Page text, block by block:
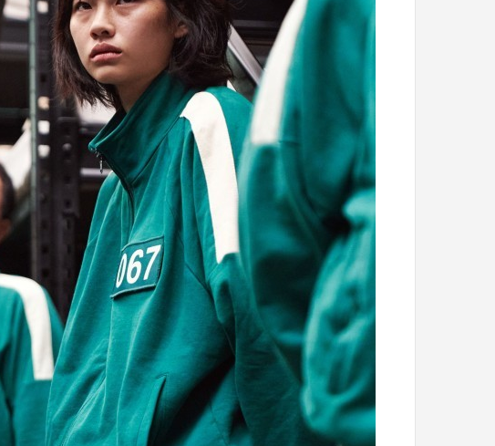
رابطه جنسی این دختر با حیوانات وحشی !
که
2”
بود.